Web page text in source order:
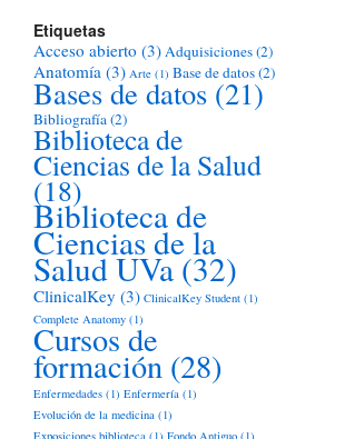
Etiquetas
Acceso abierto (3)Adquisiciones(2)
Anatomía (3) Arte (1) Base de datos(2)
Bases de datos (21)
Bibliografía(2)
Biblioteca de
Ciencias de la Salud
(18)
Biblioteca de
Ciencias de la
Salud UVa(32)
ClinicalKey (3) ClinicalKey Student (1)
Complete Anatomy (1)
Cursos de
formación (28)
Enfermedades (1) Enfermería (1)
Evolución de la medicina (1)
Exposiciones biblioteca (1) Fondo Antiguo (1)